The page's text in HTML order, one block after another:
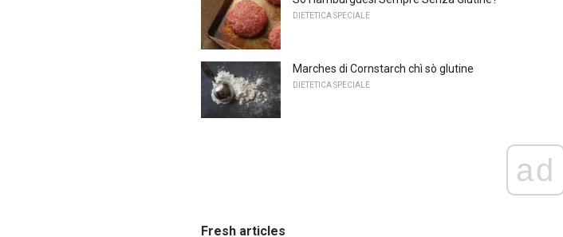
DIETETICA SPECIALE
Marches di Cornstarch chì sò glutine
DIETETICA SPECIALE
ad
Fresh articles